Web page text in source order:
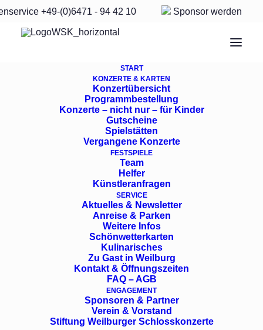
+49-(0)6471 - 94 42 10 Sponsor werden
START
KONZERTE & KARTEN
Konzertübersicht
Programmbestellung
Konzerte – nicht nur – für Kinder
Gutscheine
Spielstätten
Vergangene Konzerte
FESTSPIELE
Team
Helfer
Künstleranfragen
SERVICE
Aktuelles & Newsletter
Anreise & Parken
Weitere Infos
Schönwetterkarten
Kulinarisches
Zu Gast in Weilburg
Kontakt & Öffnungszeiten
FAQ – AGB
ENGAGEMENT
Sponsoren & Partner
Verein & Vorstand
Stiftung Weilburger Schlosskonzerte
Sonntag, 7. Juli 19:30
Untere Orangerie
Auf hoher See
Los Temperamentos
Barockmusik aus der Karibik, der
Mittelmeerregion, den Niederlanden und England
Das Meer als Sehnsuchtsort vieler Abenteurer steht
für Gefahr, Piraterie und Unwetter. Und so wurden